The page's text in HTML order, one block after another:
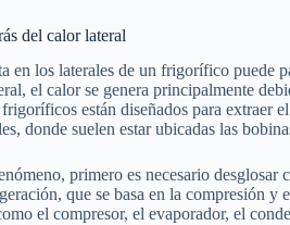
del calor lateral
en los laterales de un frigorífico puede
el calor se genera principalmente
están diseñados para extraer
donde suelen estar ubicadas las
primero es necesario
que se basa en la compresión
el compresor, el evaporador, el